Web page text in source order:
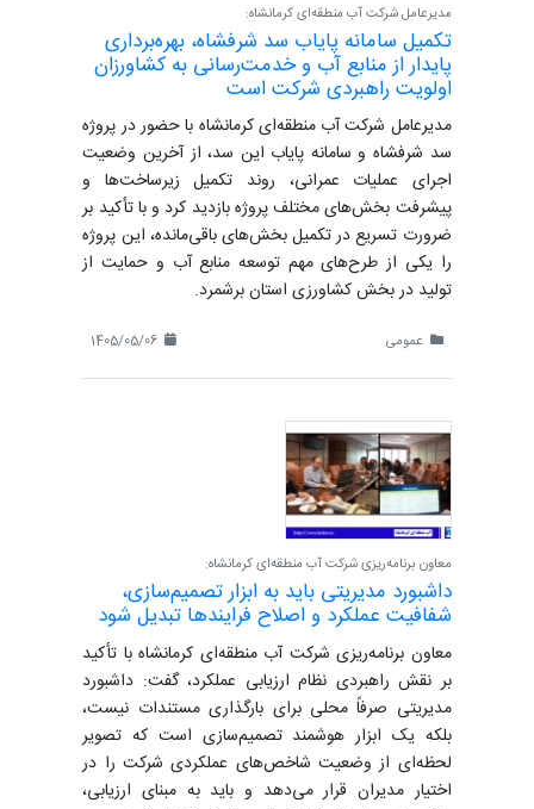
مدیرعامل شرکت آب منطقه‌ای کرمانشاه:
تکمیل سامانه پایاب سد شرفشاه، بهره‌برداری
پایدار از منابع آب و خدمت‌رسانی به کشاورزان
اولویت راهبردی شرکت است
مدیرعامل شرکت آب منطقه‌ای کرمانشاه با حضور در پروژه
سد شرفشاه و سامانه پایاب این سد، از آخرین وضعیت
اجرای عملیات عمرانی، روند تکمیل زیرساخت‌ها و
پیشرفت بخش‌های مختلف پروژه بازدید کرد و با تأکید بر
ضرورت تسریع در تکمیل بخش‌های باقی‌مانده، این پروژه
را یکی از طرح‌های مهم توسعه منابع آب و حمایت از
تولید در بخش کشاورزی استان برشمرد.
عمومی
معاون برنامه‌ریزی شرکت آب منطقه‌ای کرمانشاه:
داشبورد مدیریتی باید به ابزار تصمیم‌سازی،
شفافیت عملکرد و اصلاح فرایندها تبدیل شود
معاون برنامه‌ریزی شرکت آب منطقه‌ای کرمانشاه با تأکید
بر نقش راهبردی نظام ارزیابی عملکرد، گفت: داشبورد
مدیریتی صرفاً محلی برای بارگذاری مستندات نیست،
بلکه یک ابزار هوشمند تصمیم‌سازی است که تصویر
لحظه‌ای از وضعیت شاخص‌های عملکردی شرکت را در
اختیار مدیران قرار می‌دهد و باید به مبنای ارزیابی،